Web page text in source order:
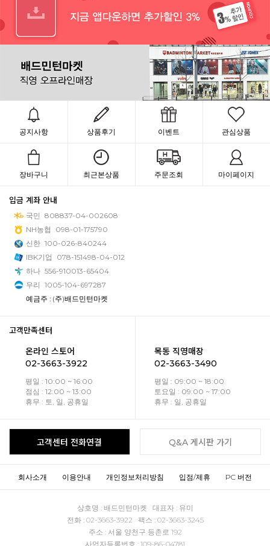
공지사항 상품후기 이벤트 관심상품
장바구니 최근본상품 주문조회 마이페이지
입금 계좌 안내
국민 808837-04-002608
NH농협
098-01-175790
신한 100-026-840244
IBK기업
078-151498-04-012
하나 556-910013-65404
우리 1005-104-697287
예금주 : (주)배드민턴마켓
고객만족센터
온라인 스토어
02-3663-3922
평일 : 10:00 ~ 16:00
점심 : 12:00 ~ 13:00
휴무 : 토, 일, 공휴일
목동 직영매장
02-3663-3490
평일 : 09:00 ~ 18:00
토요일 : 09:00 ~ 17:00
휴무 : 일, 공휴일
고객센터 전화연결 Q&A 게시판 가기
회사소개 이용안내 개인정보처리방침 입점/제휴 PC 버전
상호명 : 배드민턴마켓 대표자 : 유미
전화 : 02-3663-3922 팩스 : 02-3663-3245
주소 : 서울 양천구 등촌로 192
사업자등록번호 : 109-86-04781